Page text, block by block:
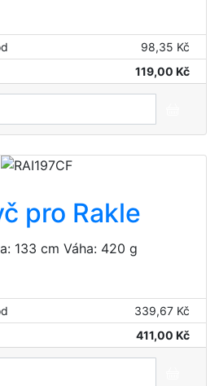
98,35 Kč
119,00 Kč
pro Rakle
133 cm Váha: 420 g
339,67 Kč
411,00 Kč